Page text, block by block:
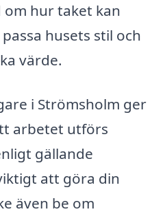
om hur taket kan
husets stil och
värde.
i Strömsholm ger
arbetet utförs
gällande
att göra din
även be om